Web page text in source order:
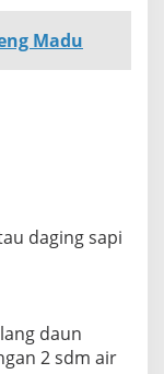
Madu
daging sapi
daun
2 sdm air